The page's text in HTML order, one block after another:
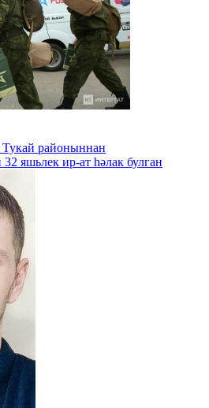
районыннан
яшьлек ир-ат һәлак булган